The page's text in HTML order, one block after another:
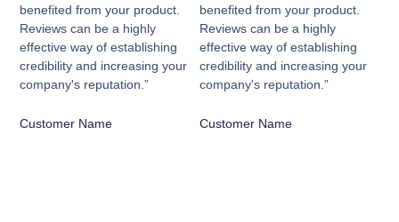
benefited from your product.
Reviews can be a highly
effective way of establishing
credibility and increasing your
company's reputation.”
Customer Name
benefited from your product.
Reviews can be a highly
effective way of establishing
credibility and increasing your
company's reputation.”
Customer Name